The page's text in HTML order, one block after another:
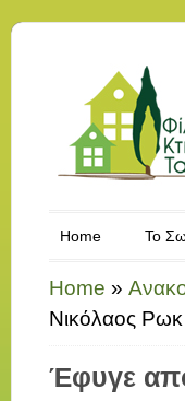
Home Το
Home »
Νικόλαος
Έφυγε